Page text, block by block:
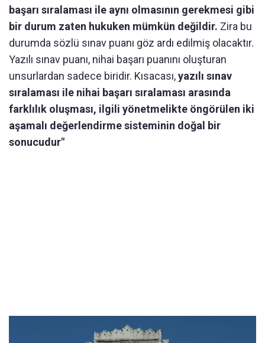
başarı sıralaması ile aynı olmasının gerekmesi gibi
bir durum zaten hukuken mümkün değildir. Zira bu
durumda sözlü sınav puanı göz ardı edilmiş olacaktır.
Yazılı sınav puanı, nihai başarı puanını oluşturan
unsurlardan sadece biridir. Kısacası,yazılı sınav
sıralaması ile nihai başarı sıralaması arasında
farklılık oluşması, ilgili yönetmelikte öngörülen iki
aşamalı değerlendirme sisteminin doğal bir
sonucudur"